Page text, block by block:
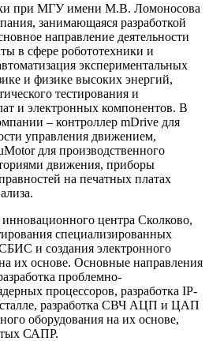
при МГУ имени М.В. Ломоносова
занимающаяся разработкой
направление деятельности
в сфере робототехники и
экспериментальных
и физике высоких энергий,
тестирования и
и электронных компонентов. В
– контроллер mDrive для
управления движением,
для производственного
движения, приборы
на печатных платах
центра Сколково,
специализированных
и создания электронного
их основе. Основные направления
проблемно-
процессоров, разработка IP-
разработка СВЧ АЦП и ЦАП
оборудования на их основе,
САПР.